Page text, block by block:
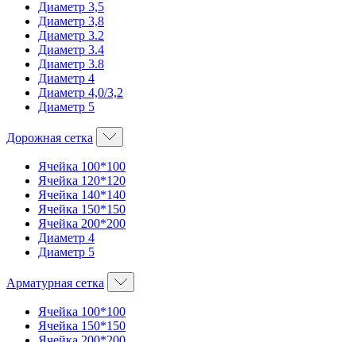
Диаметр 3,5
Диаметр 3,8
Диаметр 3.2
Диаметр 3.4
Диаметр 3.8
Диаметр 4
Диаметр 4,0/3,2
Диаметр 5
Дорожная сетка
Ячейка 100*100
Ячейка 120*120
Ячейка 140*140
Ячейка 150*150
Ячейка 200*200
Диаметр 4
Диаметр 5
Арматурная сетка
Ячейка 100*100
Ячейка 150*150